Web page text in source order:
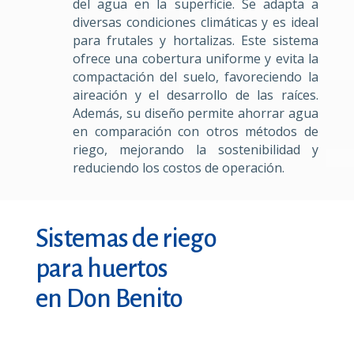
del agua en la superficie. Se adapta a
diversas condiciones climáticas y es ideal
para frutales y hortalizas. Este sistema
ofrece una cobertura uniforme y evita la
compactación del suelo, favoreciendo la
aireación y el desarrollo de las raíces.
Además, su diseño permite ahorrar agua
en comparación con otros métodos de
riego, mejorando la sostenibilidad y
reduciendo los costos de operación.
Sistemas de riego
para huertos
en Don Benito